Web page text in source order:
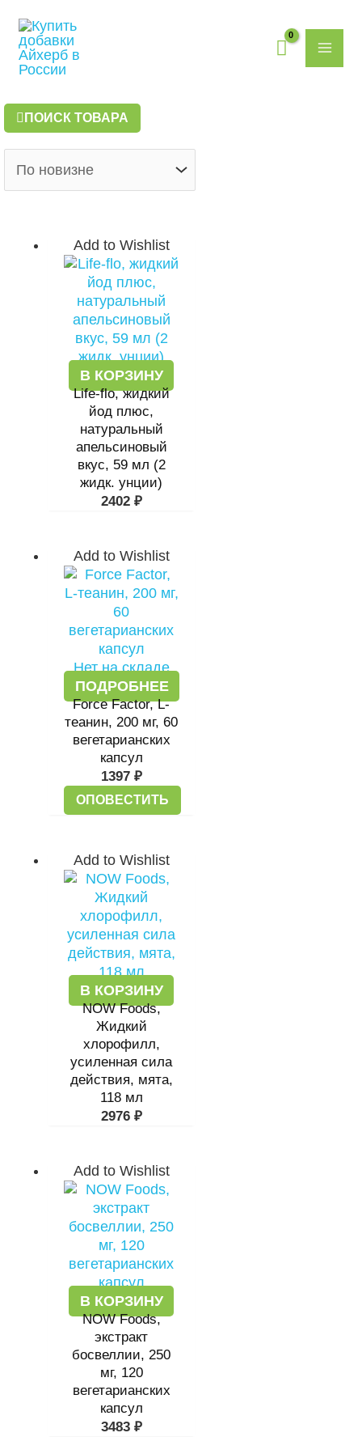
содержимому
ПОИСК ТОВАРА
Add to Wishlist
В КОРЗИНУ
Life-flo, жидкий
йод плюс,
натуральный
апельсиновый
вкус, 59 мл (2
жидк. унции)
2402 ₽
Add to Wishlist
Нет на складе
ПОДРОБНЕЕ
Force Factor, L-
теанин, 200 мг, 60
вегетарианских
капсул
1397 ₽
ОПОВЕСТИТЬ
Add to Wishlist
В КОРЗИНУ
NOW Foods,
Жидкий
хлорофилл,
усиленная сила
действия, мята,
118 мл
2976 ₽
Add to Wishlist
В КОРЗИНУ
NOW Foods,
экстракт
босвеллии, 250
мг, 120
вегетарианских
капсул
3483 ₽